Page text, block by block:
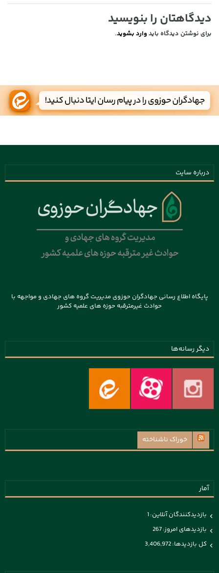
دیدگاهتان را بنویسید
برای نوشتن دیدگاه باید وارد بشوید.
درباره سایت
پایگاه اطلاع رسانی جهادگران حوزوی مدیریت گروه های جهادی و مواجهه با
حوادث غیرمترقبه حوزه های علمیه کشور
دیگر رسانه‌ها
خوراک ناشناخته
آمار
بازدیدکنندگان آنلاین:1
بازدیدهای امروز:267
کل بازدیدها:3,406,972